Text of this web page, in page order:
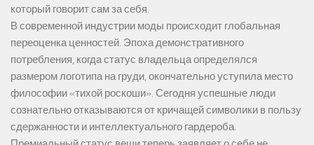
который говорит сам за себя.
В современной индустрии моды происходит глобальная
переоценка ценностей. Эпоха демонстративного
потребления, когда статус владельца определялся
размером логотипа на груди, окончательно уступила место
философии «тихой роскоши». Сегодня успешные люди
сознательно отказываются от кричащей символики в пользу
сдержанности и интеллектуального гардероба.